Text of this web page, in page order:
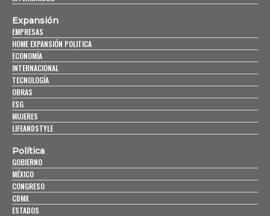
Expansión
EMPRESAS
HOME EXPANSIÓN POLITICA
ECONOMÍA
INTERNACIONAL
TECNOLOGÍA
OBRAS
ESG
MUJERES
LIFEANDSTYLE
Política
GOBIERNO
MÉXICO
CONGRESO
CDMX
ESTADOS